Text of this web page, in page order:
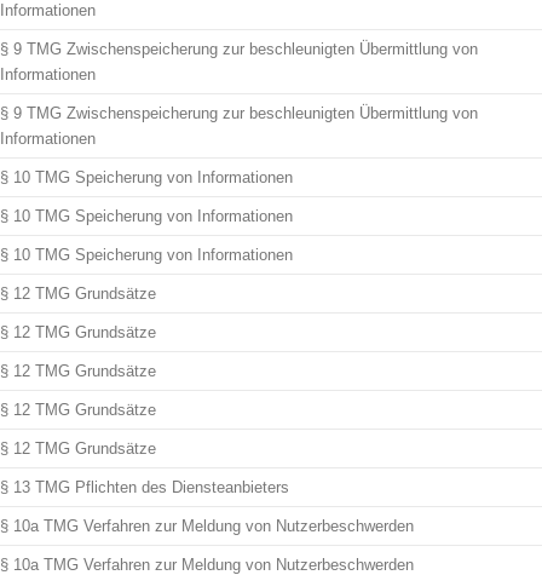
Informationen
§ 9 TMG Zwischenspeicherung zur beschleunigten Übermittlung von
Informationen
§ 9 TMG Zwischenspeicherung zur beschleunigten Übermittlung von
Informationen
§ 10 TMG Speicherung von Informationen
§ 10 TMG Speicherung von Informationen
§ 10 TMG Speicherung von Informationen
§ 12 TMG Grundsätze
§ 12 TMG Grundsätze
§ 12 TMG Grundsätze
§ 12 TMG Grundsätze
§ 12 TMG Grundsätze
§ 13 TMG Pflichten des Diensteanbieters
§ 10a TMG Verfahren zur Meldung von Nutzerbeschwerden
§ 10a TMG Verfahren zur Meldung von Nutzerbeschwerden